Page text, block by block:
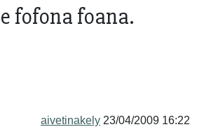
fofona foana.
aivetinakely 23/04/2009 16:22